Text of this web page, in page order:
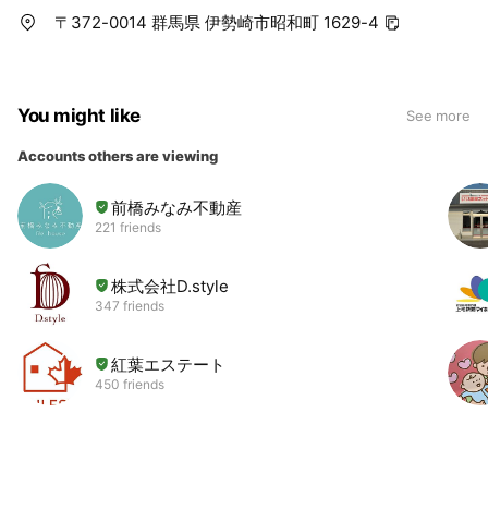
〒372-0014 群馬県 伊勢崎市昭和町 1629-4
You might like See more
Accounts others are viewing
前橋みなみ不動産
221 friends
株式会社D.style
347 friends
紅葉エステート
450 friends